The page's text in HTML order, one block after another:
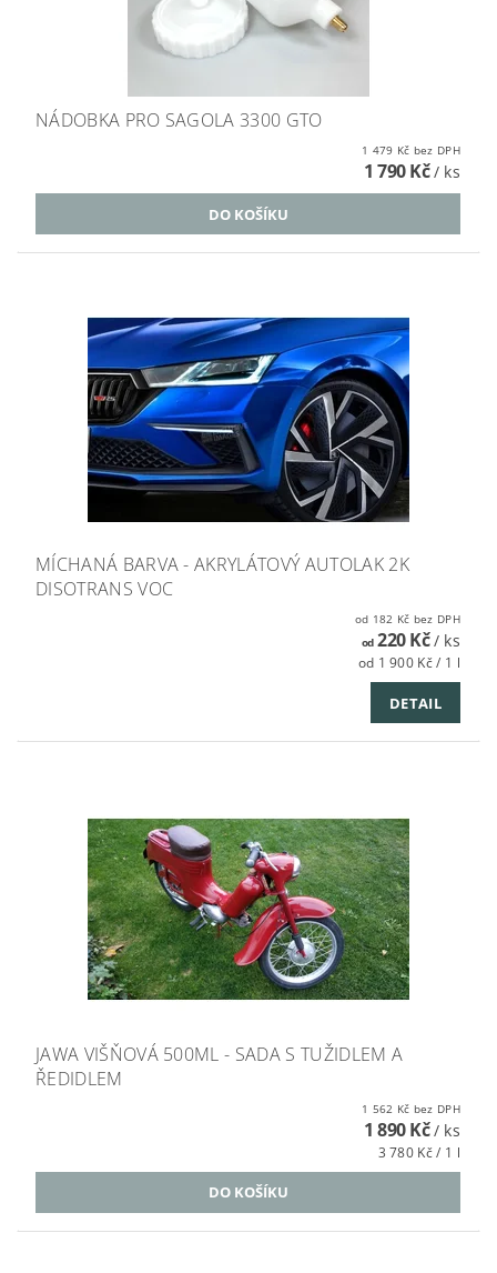
NÁDOBKA PRO SAGOLA 3300 GTO
1 479 Kč bez DPH
1 790 Kč/ ks
MÍCHANÁ BARVA - AKRYLÁTOVÝ AUTOLAK 2K
DISOTRANS VOC
od 182 Kč bez DPH
od220 Kč/ ks
od 1 900 Kč / 1 l
DETAIL
JAWA VIŠŇOVÁ 500ML - SADA S TUŽIDLEM A
ŘEDIDLEM
1 562 Kč bez DPH
1 890 Kč/ ks
3 780 Kč / 1 l